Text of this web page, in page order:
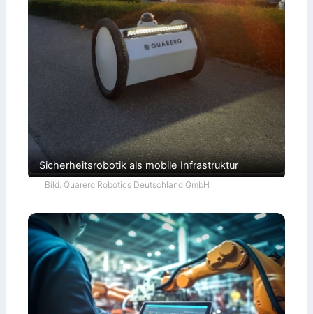
Sicherheitsrobotik als mobile Infrastruktur
Bild: Quarero Robotics Deutschland GmbH